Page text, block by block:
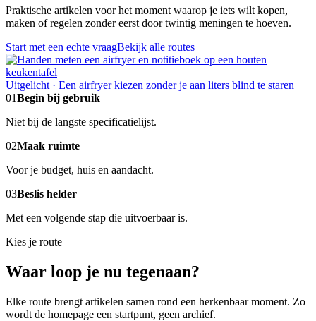
Praktische artikelen voor het moment waarop je iets wilt kopen,
maken of regelen zonder eerst door twintig meningen te hoeven.
Start met een echte vraagBekijk alle routes
Uitgelicht · Een airfryer kiezen zonder je aan liters blind te staren
01Begin bij gebruik
Niet bij de langste specificatielijst.
02Maak ruimte
Voor je budget, huis en aandacht.
03Beslis helder
Met een volgende stap die uitvoerbaar is.
Kies je route
Waar loop je nu tegenaan?
Elke route brengt artikelen samen rond een herkenbaar moment. Zo
wordt de homepage een startpunt, geen archief.